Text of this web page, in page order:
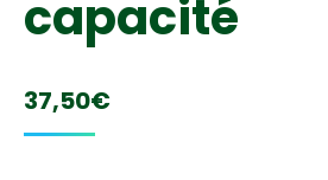
capacité
37,50€